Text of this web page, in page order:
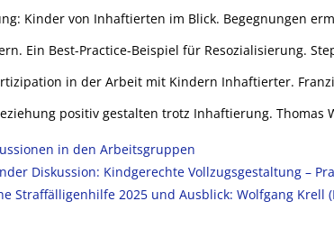
Kinder von Inhaftierten im Blick. Begegnungen
Ein Best-Practice-Beispiel für Resozialisierung.
in der Arbeit mit Kindern Inhaftierter.
positiv gestalten trotz Inhaftierung.
in den Arbeitsgruppen
Diskussion: Kindgerechte Vollzugsgestaltung –
Straffälligenhilfe 2025 und Ausblick: Wolfgang Krell